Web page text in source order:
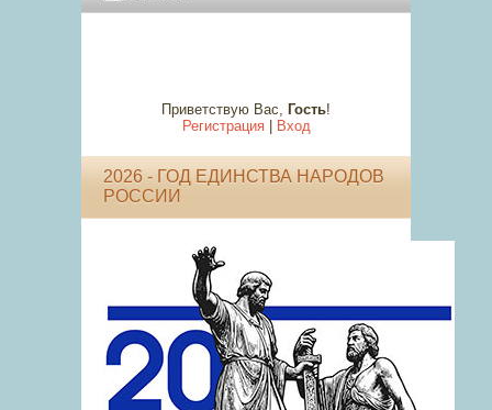
Приветствую Вас, Гость!
Регистрация| Вход
2026 - ГОД ЕДИНСТВА НАРОДОВ
РОССИИ